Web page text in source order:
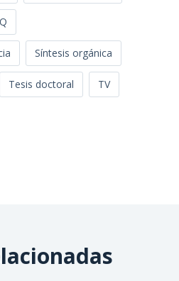
Síntesis orgánica
Tesis doctoral TV